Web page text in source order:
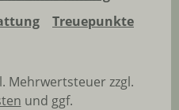
Treuepunkte
Mehrwertsteuer zzgl.
und ggf.